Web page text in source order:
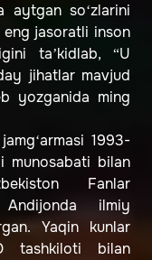
aytgan so‘zlarini
jasoratli inson
ta’kidlab, “U
jihatlar mavjud
yozganida ming
1993-
munosabati bilan
Fanlar
Andijonda ilmiy
Yaqin kunlar
tashkiloti bilan